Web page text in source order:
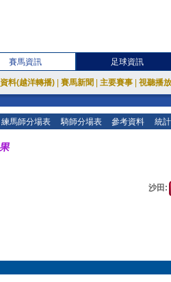
賽馬資訊 足球資訊
料(越洋轉播) 賽馬新聞 主要賽事 視聽播
練馬師分場表 騎師分場表 參考資料 統
沙田: